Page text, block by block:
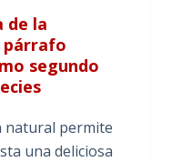
de la
párrafo
segundo
natural permite
una deliciosa